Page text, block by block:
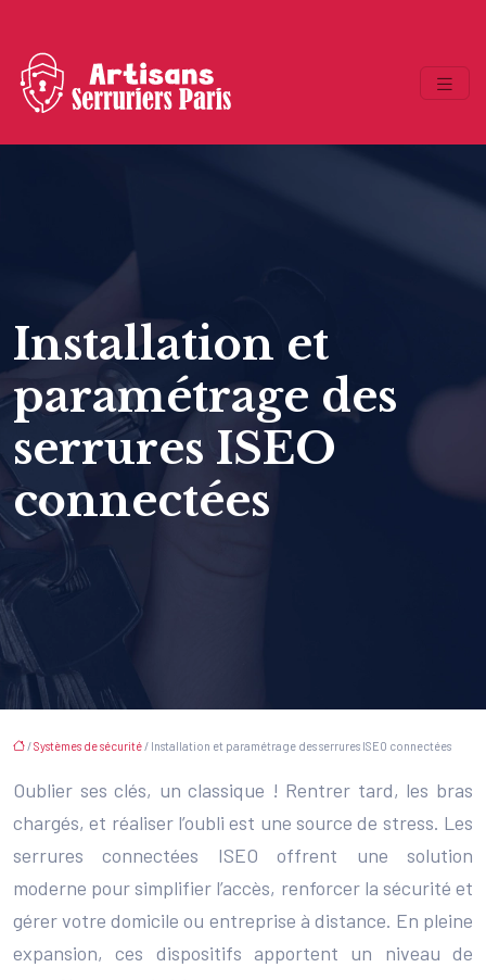
Installation et
paramétrage des
serrures ISEO
connectées
/Systèmes de sécurité/ Installation et paramétrage des serrures ISEO connectées
Oublier ses clés, un classique ! Rentrer tard, les bras
chargés, et réaliser l’oubli est une source de stress. Les
serrures connectées ISEO offrent une solution
moderne pour simplifier l’accès, renforcer la sécurité et
gérer votre domicile ou entreprise à distance. En pleine
expansion, ces dispositifs apportent un niveau de